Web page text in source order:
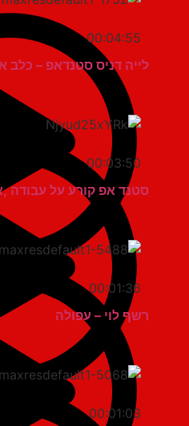
00:04:55
לייה דניס סטנדאפ – כלב
00:03:50
סטנד אפ קורע על עבודה ,אלעד
00:01:36
רשף לוי – עפולה
00:01:03